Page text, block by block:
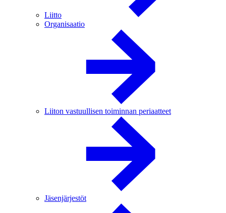
Liitto
Organisaatio
Liiton vastuullisen toiminnan periaatteet
Jäsenjärjestöt